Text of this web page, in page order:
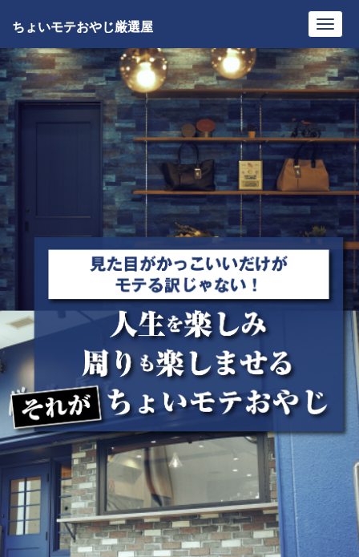
ちょいモテおやじ厳選屋